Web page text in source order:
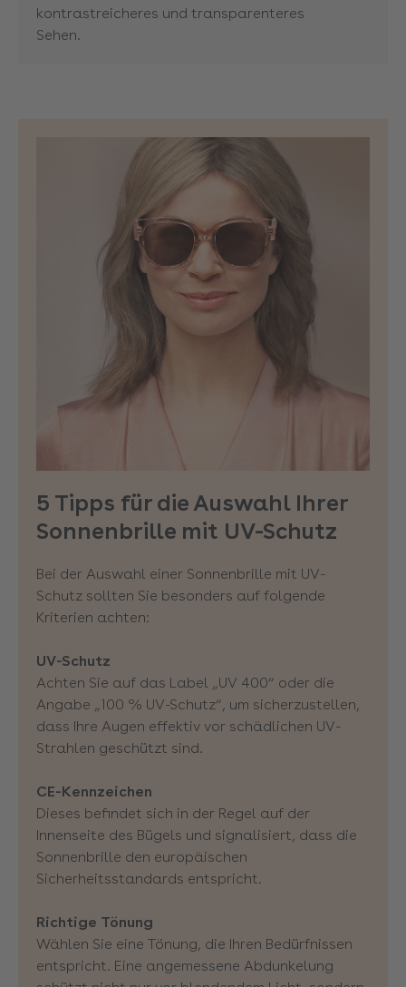
kontrastreicheres und transparenteres
Sehen.
5 Tipps für die Auswahl Ihrer
Sonnenbrille mit UV-Schutz
Bei der Auswahl einer Sonnenbrille mit UV-
Schutz sollten Sie besonders auf folgende
Kriterien achten:
UV-Schutz
Achten Sie auf das Label „UV 400“ oder die
Angabe „100 % UV-Schutz“, um sicherzustellen,
dass Ihre Augen effektiv vor schädlichen UV-
Strahlen geschützt sind.
CE-Kennzeichen
Dieses befindet sich in der Regel auf der
Innenseite des Bügels und signalisiert, dass die
Sonnenbrille den europäischen
Sicherheitsstandards entspricht.
Richtige Tönung
Wählen Sie eine Tönung, die Ihren Bedürfnissen
entspricht. Eine angemessene Abdunkelung